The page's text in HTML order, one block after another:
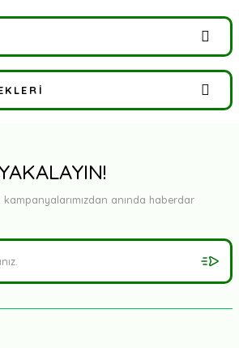
ilk yorumu siz yapın!
anında haberdar